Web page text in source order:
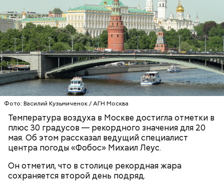
Фото: Василий Кузьмиченок / АГН Москва
Температура воздуха в Москве достигла отметки в
плюс 30 градусов — рекордного значения для 20
мая. Об этом рассказал ведущий специалист
центра погоды «Фобос» Михаил Леус.
Он отметил, что в столице рекордная жара
сохраняется второй день подряд.
Куратор медиаклассов: Кинопарк
школьников на творчество
Технология, которую массово прославил сериал
«Мандалорец» (игровой движок Unreal Engine и
здесь, в «Москино», она получила промышленный
масштаб.
Напоминаю, что льготным категориям пассажиров
тоже нужно прикладывать свою карту к
валидатору и иметь при себе подтверждающий
льготы документ. «Тройку» нужно прикладывать,
даже если вы приобрели абонемент «Единый» на
30, 90 или 365 дней.